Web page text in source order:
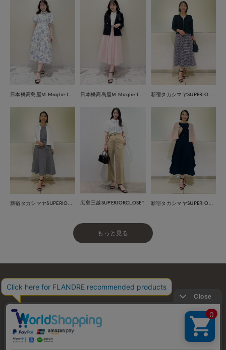
広島三越SUPERIORCLOSET
もっと見る
お問い合わせ 利用規約 プライバシーポリシー
特定商取引・古物営業法に基づく表示